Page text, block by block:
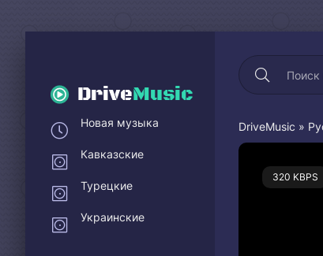
DriveMusic
DriveMusic »
320 KBPS
0
Новая музыка
Кавказские
Турецкие
Украинские